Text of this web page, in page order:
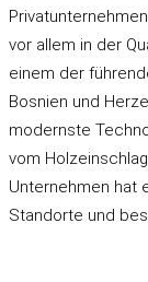
vor allem in der
einem der
Bosnien und
modernste
vom
Unternehmen hat
Standorte und